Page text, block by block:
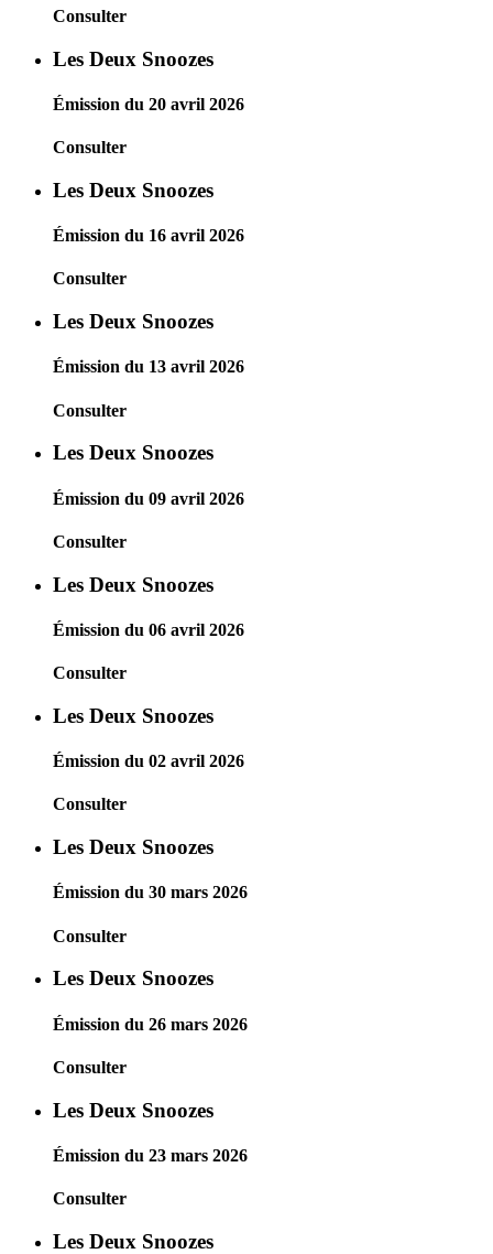
Consulter
Les Deux Snoozes
Émission du 20 avril 2026
Consulter
Les Deux Snoozes
Émission du 16 avril 2026
Consulter
Les Deux Snoozes
Émission du 13 avril 2026
Consulter
Les Deux Snoozes
Émission du 09 avril 2026
Consulter
Les Deux Snoozes
Émission du 06 avril 2026
Consulter
Les Deux Snoozes
Émission du 02 avril 2026
Consulter
Les Deux Snoozes
Émission du 30 mars 2026
Consulter
Les Deux Snoozes
Émission du 26 mars 2026
Consulter
Les Deux Snoozes
Émission du 23 mars 2026
Consulter
Les Deux Snoozes